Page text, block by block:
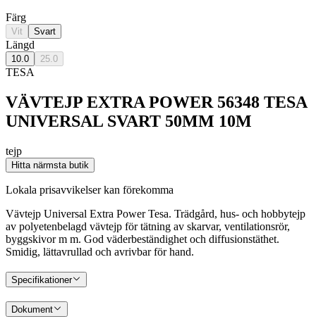
Färg
Vit Svart
Längd
10.0 25.0
TESA
VÄVTEJP EXTRA POWER 56348 TESA
UNIVERSAL SVART 50MM 10M
tejp
Hitta närmsta butik
Lokala prisavvikelser kan förekomma
Vävtejp Universal Extra Power Tesa. Trädgård, hus- och hobbytejp
av polyetenbelagd vävtejp för tätning av skarvar, ventilationsrör,
byggskivor m m. God väderbeständighet och diffusionstäthet.
Smidig, lättavrullad och avrivbar för hand.
Specifikationer
Dokument